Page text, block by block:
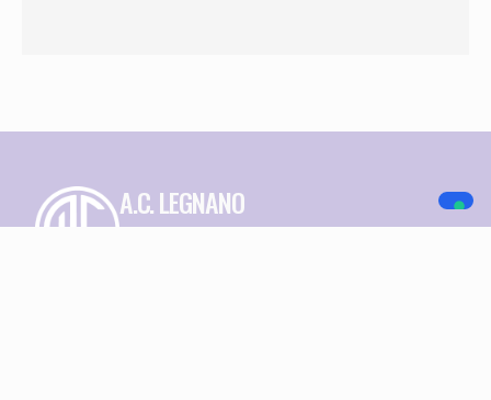
A.C. LEGNANO